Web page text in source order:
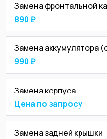
Замена фронтальной
890 ₽
Замена аккумулятора
990 ₽
Замена корпуса
Цена по запросу
Замена задней крышки